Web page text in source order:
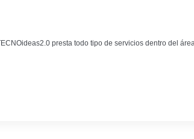
presta todo tipo de servicios dentro del
Noticias tecnológicas.